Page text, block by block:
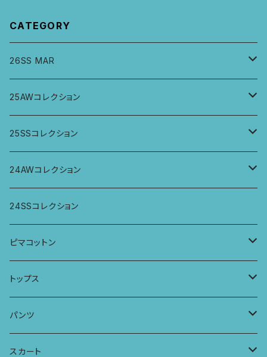
CATEGORY
26SS MAR
トップス
ジャケット、羽織
パンツ
ワンピース
25AWコレクション
トップス
パンツ
スカート
パーカー
25SSコレクション
トップス
パンツ
ワンピース
24AWコレクション
ワイドパンツ
ロングスリーブトップス
ロングスリーブワンピース
Tシャツ
パーカー
24SSコレクション
ピマコットン
Tシャツ
フレンチスリーブラウス
サーフパンツ
トップス
タンクトップ・キャミソール
タンクトップ
ワイドTシャツ
パンツ
アラジンパンツ
スカート